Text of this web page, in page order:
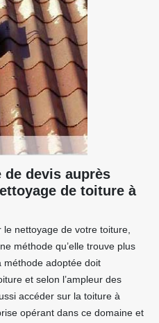
de devis auprès
de toiture à
nettoyage de votre toiture,
méthode qu’elle trouve plus
méthode adoptée doit
et selon l’ampleur des
accéder sur la toiture à
opérant dans ce domaine et